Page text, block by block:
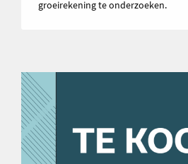
groeirekening te onderzoeken.